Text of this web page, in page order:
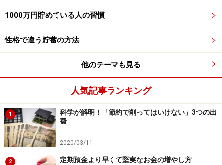
みるみる金持ちになる!? 理想的な食生活
ここまで、貧乏になる危険のある食生活を紹介しまし
た。では、金持ち体質に生まれ変わるには、どのような
食生活を心がければよいのでしょうか。ここでは、お金
持ちにつながると考えられる「理想的な食生活」を2つ
解説します。
金持ちにつながる食生活その1：砂糖・塩・油の少ない
食事
1000万円貯めている人の習慣
性格で違う貯蓄の方法
他のテーマも見る
人気記事ランキング
1
科学が解明！「節約で削ってはいけない」3つの出
費
2020/03/11
2 定期預金より早くて堅実なお金の増やし方